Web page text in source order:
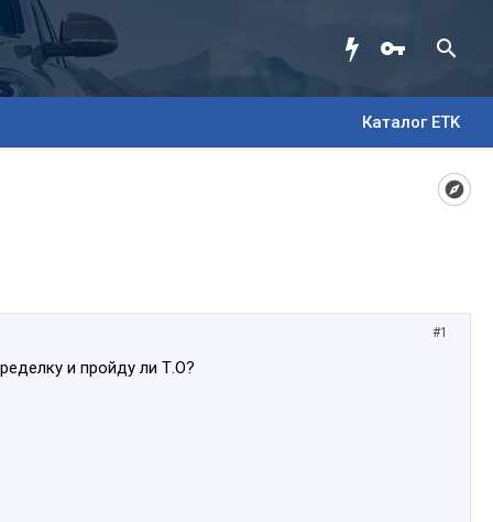
Каталог ETK
#1
и пройду ли Т.О?